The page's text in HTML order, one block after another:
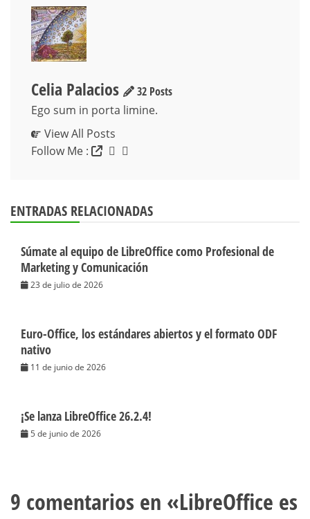
Celia Palacios
32 Posts
Ego sum in porta limine.
View All Posts
Follow Me :
ENTRADAS RELACIONADAS
Súmate al equipo de LibreOffice como Profesional de
Marketing y Comunicación
23 de julio de 2026
Euro-Office, los estándares abiertos y el formato ODF
nativo
11 de junio de 2026
¡Se lanza LibreOffice 26.2.4!
5 de junio de 2026
9 comentarios en «LibreOffice es